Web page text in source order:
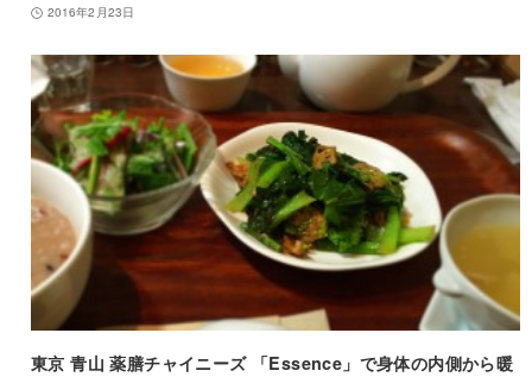
2016年2月23日
東京 青山 薬膳チャイニーズ 「Essence」で身体の内側から暖